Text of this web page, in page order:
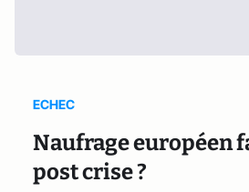
ECHEC
Naufrage européen
post crise ?